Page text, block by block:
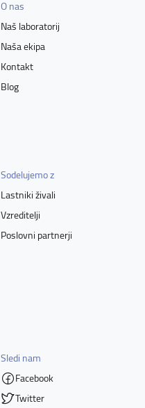
O nas
Naš laboratorij
Naša ekipa
Kontakt
Blog
Sodelujemo z
Lastniki živali
Vzreditelji
Poslovni partnerji
Sledi nam
Facebook
Twitter